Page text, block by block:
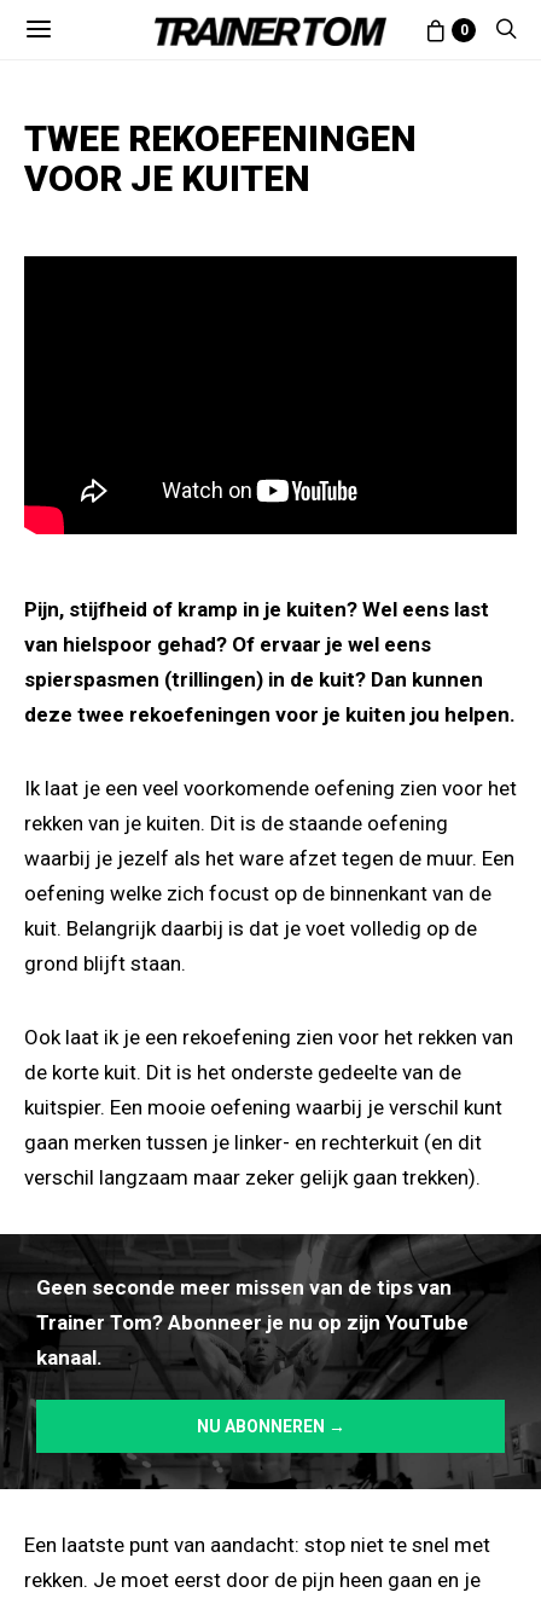
0
TWEE REKOEFENINGEN
VOOR JE KUITEN
Pijn, stijfheid of kramp in je kuiten? Wel eens last
van hielspoor gehad? Of ervaar je wel eens
spierspasmen (trillingen) in de kuit? Dan kunnen
deze twee rekoefeningen voor je kuiten jou helpen.
Ik laat je een veel voorkomende oefening zien voor het
rekken van je kuiten. Dit is de staande oefening
waarbij je jezelf als het ware afzet tegen de muur. Een
oefening welke zich focust op de binnenkant van de
kuit. Belangrijk daarbij is dat je voet volledig op de
grond blijft staan.
Ook laat ik je een rekoefening zien voor het rekken van
de korte kuit. Dit is het onderste gedeelte van de
kuitspier. Een mooie oefening waarbij je verschil kunt
gaan merken tussen je linker- en rechterkuit (en dit
verschil langzaam maar zeker gelijk gaan trekken).
Geen seconde meer missen van de tips van
Trainer Tom? Abonneer je nu op zijn YouTube
kanaal.
NU ABONNEREN →
Een laatste punt van aandacht: stop niet te snel met
rekken. Je moet eerst door de pijn heen gaan en je